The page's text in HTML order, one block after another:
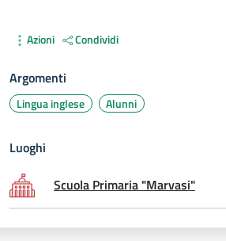
Azioni Condividi
Argomenti
Lingua inglese Alunni
Luoghi
Scuola Primaria "Marvasi"